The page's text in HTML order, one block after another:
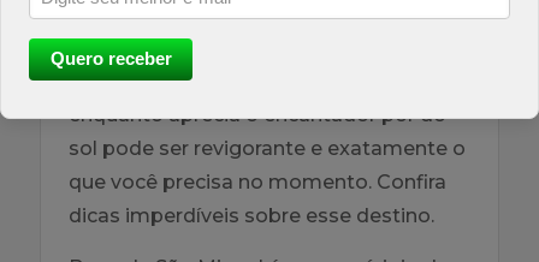
Recarregue suas energias no paraíso
alagoano, Barra de São Miguel. Um
banho de mar por suas águas cristalinas
enquanto aprecia o encantador pôr do
sol pode ser revigorante e exatamente o
que você precisa no momento. Confira
dicas imperdíveis sobre esse destino.
Quero receber